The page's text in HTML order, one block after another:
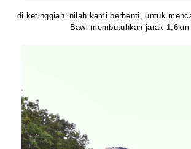
di ketinggian inilah kami berhenti, untuk
Bawi membutuhkan jarak 1,6km